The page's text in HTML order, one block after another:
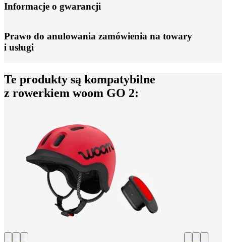
Informacje o gwarancji
Prawo do anulowania zamówienia na towary
i usługi
Te produkty są kompatybilne
z rowerkiem woom GO 2: